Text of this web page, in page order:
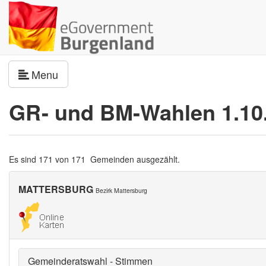
Menu
GR- und BM-Wahlen
Es sind 171 von 171 Gemeinden ausgezählt.
MATTERSBURG Bezirk Mattersburg
Gemeinderatswahl - Stimmen